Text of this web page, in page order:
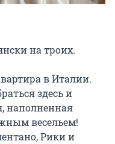
на троих.
в Италии.
здесь и
наполненная
весельем!
Рики и